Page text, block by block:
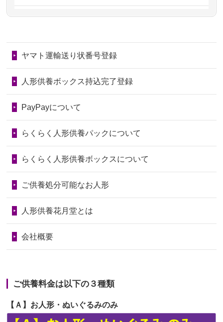
るのが助か...
ました。お...
2026/06/28きちんと供養していただけると思った
ので、お願...
いたことが...
2026/06/28老後のことを考え体力のあるうちに身
2026/06/28人形たちに これまで本当にありがとう
天...
2026/06/24今は亡き両親が孫（私の子供）の初節
句に贈って...
が伸びた時...
2026/06/22
娘の初めてのひな祭りにあわせて、娘
の祖父母か...
るのですか？
しょうか？
2024/01/04ガラスケースは外しても良いですか？
第78回人形供養祭令和7年6月20日(金)
第76回人形供養祭令和7年2月28日(金)
第75回人形供養祭令和7年1月17日(金)
第73回人形供養祭令和6年10月17日(木)
第71回人形供養祭令和6年8月1日(木)
第70回人形供養祭令和6年6月21日(金)
第68回人形供養祭令和6年3月22日(金)
第65回人形供養祭令和5年11月09日(木)
第64回人形供養祭令和5年9月21日(木)
ヤマト運輸送り状番号登録
人形供養ボックス持込完了登録
PayPayについて
らくらく人形供養パックについて
らくらく人形供養ボックスについて
ご供養処分可能なお人形
人形供養花月堂とは
会社概要
ご供養料金は以下の３種類
【Ａ】お人形・ぬいぐるみのみ